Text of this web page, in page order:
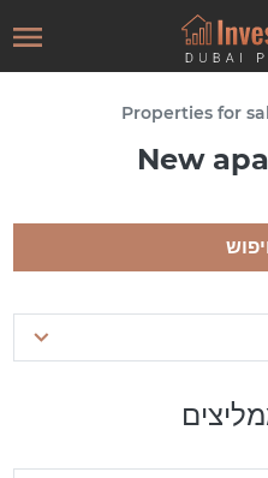
Properties for
New